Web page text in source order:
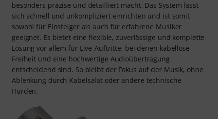
besonders präzise und detailliert macht. Das System lässt
sich schnell und unkompliziert einrichten und ist somit
sowohl für Einsteiger als auch für erfahrene Musiker
geeignet. Es bietet eine flexible, zuverlässige und komplette
Lösung vor allem für Live-Auftritte, bei denen kabellose
Freiheit und eine hochwertige Audioübertragung
entscheidend sind. So bleibt der Fokus auf der Musik, ohne
Ablenkung durch Kabelsalat oder andere technische
Hürden.